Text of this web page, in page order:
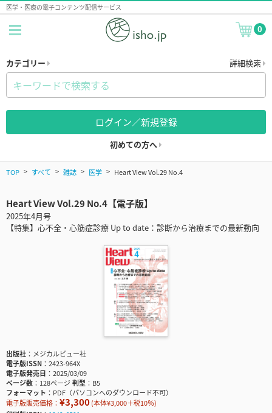
医学・医療の電子コンテンツ配信サービス
0
カテゴリー 詳細検索
ログイン／新規登録
初めての方へ
TOP すべて 雑誌 医学 Heart View Vol.29 No.4
Heart View Vol.29 No.4【電子版】
2025年4月号
【特集】心不全・心筋症診療 Up to date：診断から治療までの最新動向
出版社
メジカルビュー社
電子版ISSN
2423-964X
電子版発売日
2025/03/09
ページ数
128ページ判型
B5
フォーマット
PDF（パソコンへのダウンロード不可）
電子版販売価格： ¥3,300(本体¥3,000＋税10％)